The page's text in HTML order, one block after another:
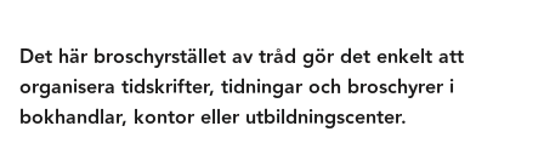
Det här broschyrstället av tråd gör det enkelt att
organisera tidskrifter, tidningar och broschyrer i
bokhandlar, kontor eller utbildningscenter.